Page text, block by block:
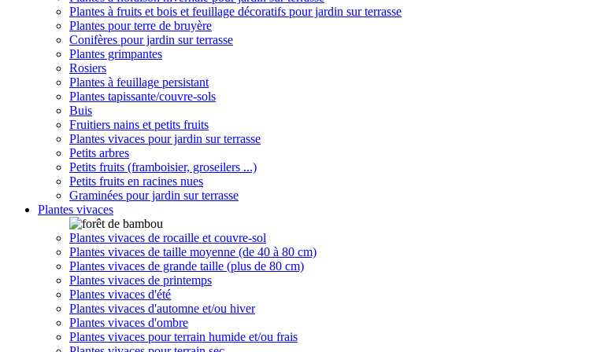
Plantes à fruits et bois et feuillage décoratifs pour jardin sur terrasse
Plantes pour terre de bruyère
Conifères pour jardin sur terrasse
Plantes grimpantes
Rosiers
Plantes à feuillage persistant
Plantes tapissante/couvre-sols
Buis
Fruitiers nains et petits fruits
Plantes vivaces pour jardin sur terrasse
Petits arbres
Petits fruits (framboisier, groseilers ...)
Petits fruits en racines nues
Graminées pour jardin sur terrasse
Plantes vivaces
Plantes vivaces de rocaille et couvre-sol
Plantes vivaces de taille moyenne (de 40 à 80 cm)
Plantes vivaces de grande taille (plus de 80 cm)
Plantes vivaces de printemps
Plantes vivaces d'été
Plantes vivaces d'automne et/ou hiver
Plantes vivaces d'ombre
Plantes vivaces pour terrain humide et/ou frais